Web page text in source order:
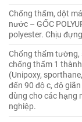
Chống thấm, dột
nước – GỐC
polyester. Chịu
Chống thấm tường,
chống thấm 1
(Unipoxy,
đến 90 độ c, độ
dùng cho các hạng
nghiệp.